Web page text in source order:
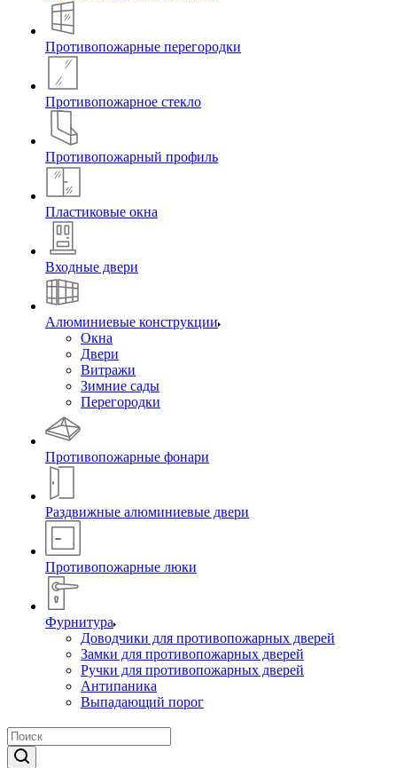
Противопожарные перегородки
Противопожарное стекло
Противопожарный профиль
Пластиковые окна
Входные двери
Алюминиевые конструкции
Окна
Двери
Витражи
Зимние сады
Перегородки
Противопожарные фонари
Раздвижные алюминиевые двери
Противопожарные люки
Фурнитура
Доводчики для противопожарных дверей
Замки для противопожарных дверей
Ручки для противопожарных дверей
Антипаника
Выпадающий порог